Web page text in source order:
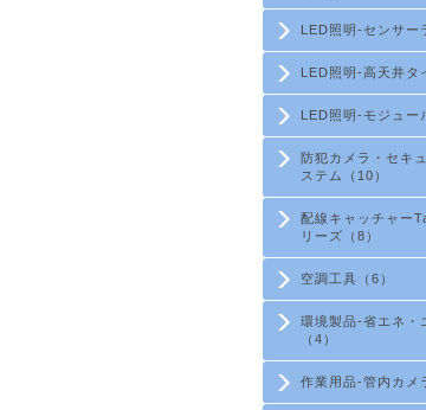
LED照明-センサー
LED照明-高天井タ
LED照明-モジュー
防犯カメラ・セキ
ステム（10）
配線キャッチャー
リーズ（8）
空調工具（6）
環境製品-省エネ・
（4）
作業用品-管内カメ